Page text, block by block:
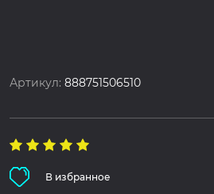
Артикул:888751506510
В избранное